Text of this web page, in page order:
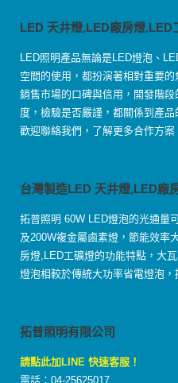
LED 天井燈,LED廠房燈,LED
LED照明產品無論是LED燈泡、
空間的使用，都扮演著相對重要
銷售市場的口碑與信用，開發階
度，檢驗是否嚴謹，都關係到產
歡迎聯絡我們，了解更多合作方案
台灣製造LED 天井燈,LED廠
拓普照明 60W LED燈泡的光通量
及200W複金屬鹵素燈，節能效率
房燈,LED工礦燈的功能特點，大
燈泡相較於傳統大功率省電燈泡
拓普照明有限公司
請點此加LINE 快速客服！
電話：04-25625017